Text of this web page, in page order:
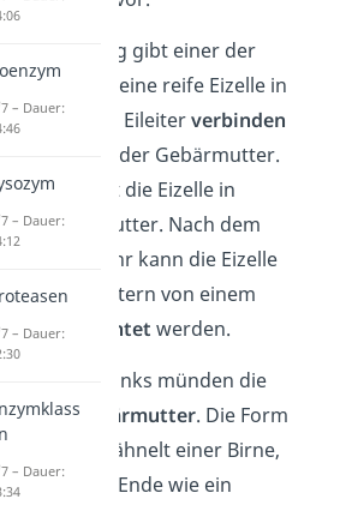
Eisprung gibt einer der
Eierstöcke eine reife Eizelle in
ab. Die Eileiterverbinden
mit der Gebärmutter.
sie wandert die Eizelle in
Gebärmutter. Nach dem
kann die Eizelle
in den Eileitern von einem
befruchtet werden.
rechts und links münden die
in dieGebärmutter. Die Form
ähnelt einer Birne,
ihr unteres Ende wie ein
– Dauer:
– Dauer:
– Dauer:
– Dauer: